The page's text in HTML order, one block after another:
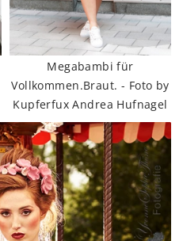
Megabambi für
Vollkommen.Braut. - Foto by
Kupferfux Andrea Hufnagel